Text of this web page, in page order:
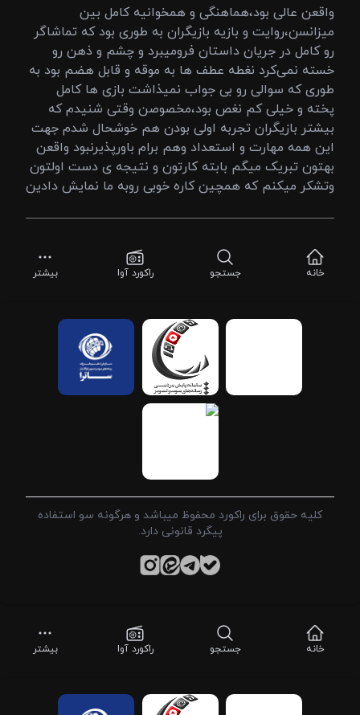
واقعن عالی بود،هماهنگی و همخوانیه کامل بین
میزانسن،روایت و بازیه بازیگران به طوری بود که تماشاگر
رو کامل در جریان داستان فرومیبرد و چشم و ذهن رو
خسته نمی‌کرد نغطه عطف ها به موقه و قابل هضم بود به
طوری که سوالی رو بی جواب نمیذاشت بازی ها کامل
پخته و خیلی کم نغص بود،مخصوصن وقتی شنیدم که
بیشتر بازیگران تجربه اولی بودن هم خوشحال شدم جهت
این همه مهارت و استعداد وهم برام باورپذیرنبود واقعن
بهتون تبریک میگم بابته کارتون و نتیجه ی دست اولتون
وتشکر میکنم که همچین کاره خوبی روبه ما نمایش دادین
خانه جستجو راکورد آوا بیشتر
کلیه حقوق برای راکورد محفوظ میباشد و هرگونه سو استفاده
پیگرد قانونی دارد.
خانه جستجو راکورد آوا بیشتر